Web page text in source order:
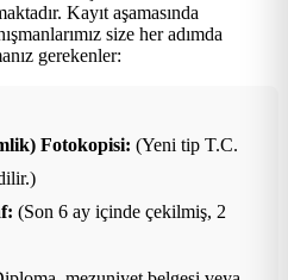
Kayıt aşamasında
size her adımda
gerekenler:
Fotokopisi: (Yeni tip T.C.
(Son 6 ay içinde çekilmiş, 2